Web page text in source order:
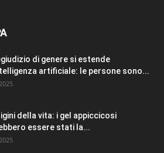
di genere si estende
artificiale: le persone sono...
della vita: i gel appiccicosi
essere stati la...